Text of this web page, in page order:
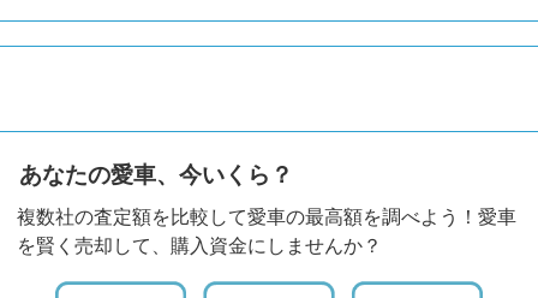
あなたの愛車、今いくら？
複数社の査定額を比較して愛車の最高額を調べよう！愛車
を賢く売却して、購入資金にしませんか？